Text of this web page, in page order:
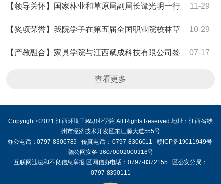
绿色制造重点实验室 11-29
【领导关怀】国家林业和草原局副局长谭光明一行
到南康家具学院调研 10-29
【奖项荣誉】我院学子在第五届全国职业院校林草
技能大赛中获佳绩 07-17
【产教融合】家具学院与江西赋成科技有限公司签
查看更多
Copyright ©2021 江西环境工程职业学院 All Rights Reserved 地址：江西省赣
州市经济技术开发区东江源大道555号
办公电话：0797-8306789 传真电话： 0797-8306011 赣ICP备19011949号
赣公网安备 36070002000316号
互联网违法和不良信息举报 区网信办电话：0797-8372155 区公安分局：
0797-8390111